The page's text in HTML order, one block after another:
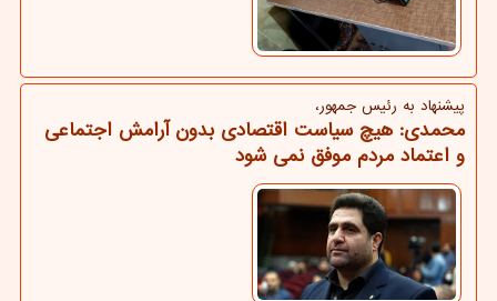
پیشنهاد به رئیس جمهور،
محمدی: هیچ سیاست اقتصادی بدون آرامش اجتماعی
و اعتماد مردم موفق نمی شود